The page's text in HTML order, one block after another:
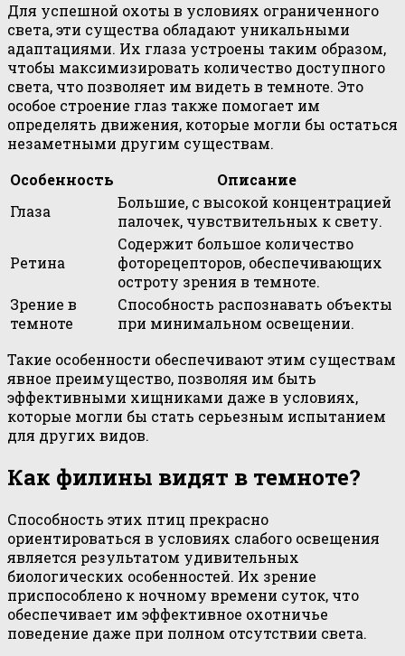
Для успешной охоты в условиях ограниченного
света, эти существа обладают уникальными
адаптациями. Их глаза устроены таким образом,
чтобы максимизировать количество доступного
света, что позволяет им видеть в темноте. Это
особое строение глаз также помогает им
определять движения, которые могли бы остаться
незаметными другим существам.
Особенность
Описание
Глаза
Большие, с высокой концентрацией
палочек, чувствительных к свету.
Ретина
Содержит большое количество
фоторецепторов, обеспечивающих
остроту зрения в темноте.
Зрение в
темноте
Способность распознавать объекты
при минимальном освещении.
Такие особенности обеспечивают этим существам
явное преимущество, позволяя им быть
эффективными хищниками даже в условиях,
которые могли бы стать серьезным испытанием
для других видов.
Как филины видят в темноте?
Способность этих птиц прекрасно
ориентироваться в условиях слабого освещения
является результатом удивительных
биологических особенностей. Их зрение
приспособлено к ночному времени суток, что
обеспечивает им эффективное охотничье
поведение даже при полном отсутствии света.